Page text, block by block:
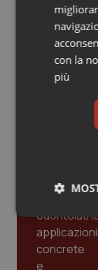
Puglia
Sardegna
Umbria
Valle
Malattie
Malattia
con la
più